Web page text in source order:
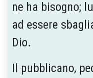
ne ha bisogno;
ad essere
Dio.
Il pubblicano,